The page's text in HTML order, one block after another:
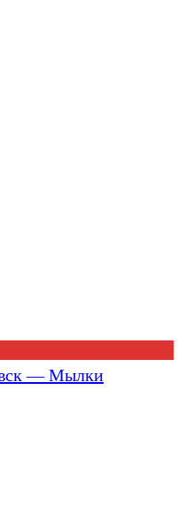
— Мылки